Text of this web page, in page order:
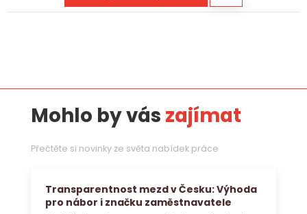
Mohlo by vás zajímat
Přečtěte si novinky ze světa nabídek práce
Transparentnost mezd v Česku: Výhoda
pro nábor i značku zaměstnavatele